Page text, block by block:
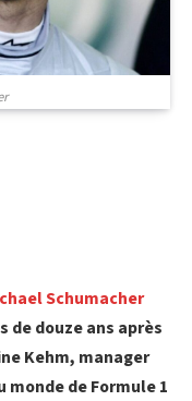
Schumacher
de douze ans après
Kehm, manager
de Formule 1